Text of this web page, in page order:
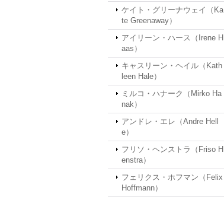
ケイト・グリーナウェイ（Ka
te Greenaway）
アイリーン・ハース（Irene H
aas）
キャスリーン・ヘイル（Kath
leen Hale）
ミルコ・ハナーク（Mirko Ha
nak）
アンドレ・エレ（Andre Hell
e）
フリソ・ヘンストラ（Friso H
enstra）
フェリクス・ホフマン（Felix
Hoffmann）